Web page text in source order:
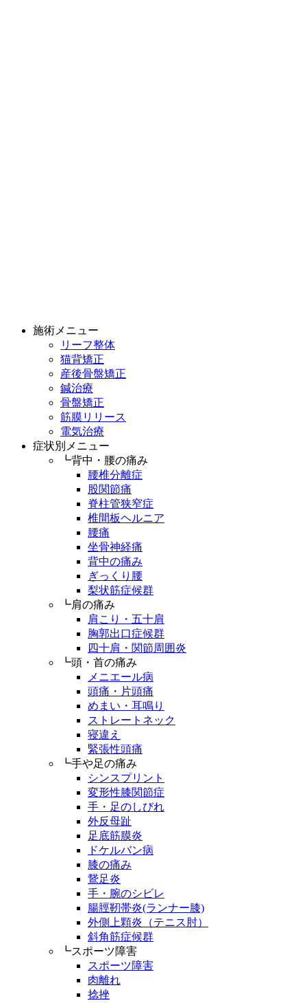
施術メニュー
リーフ整体
猫背矯正
産後骨盤矯正
鍼治療
骨盤矯正
筋膜リリース
電気治療
症状別メニュー
┗背中・腰の痛み
腰椎分離症
股関節痛
脊柱管狭窄症
椎間板ヘルニア
腰痛
坐骨神経痛
背中の痛み
ぎっくり腰
梨状筋症候群
┗肩の痛み
肩こり・五十肩
胸郭出口症候群
四十肩・関節周囲炎
┗頭・首の痛み
メニエール病
頭痛・片頭痛
めまい・耳鳴り
ストレートネック
寝違え
緊張性頭痛
┗手や足の痛み
シンスプリント
変形性膝関節症
手・足のしびれ
外反母趾
足底筋膜炎
ドケルバン病
膝の痛み
鵞足炎
手・腕のシビレ
腸脛靭帯炎(ランナー膝)
外側上顆炎（テニス肘）
斜角筋症候群
┗スポーツ障害
スポーツ障害
肉離れ
捻挫